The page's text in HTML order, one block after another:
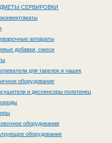
СЕРВИРОВКИ
аппараты
добавки, смеси
для тарелок и чашек
оборудование
и диспенсоры полотенец
оборудование
оборудование